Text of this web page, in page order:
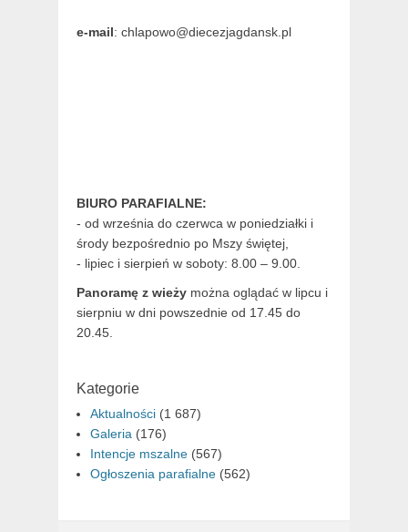
e-mail: chlapowo@diecezjagdansk.pl
BIURO PARAFIALNE:
- od września do czerwca w poniedziałki i
środy bezpośrednio po Mszy świętej,
- lipiec i sierpień w soboty: 8.00 – 9.00.
Panoramę z wieży można oglądać w lipcu i
sierpniu w dni powszednie od 17.45 do
20.45.
Kategorie
Aktualności (1 687)
Galeria (176)
Intencje mszalne (567)
Ogłoszenia parafialne (562)